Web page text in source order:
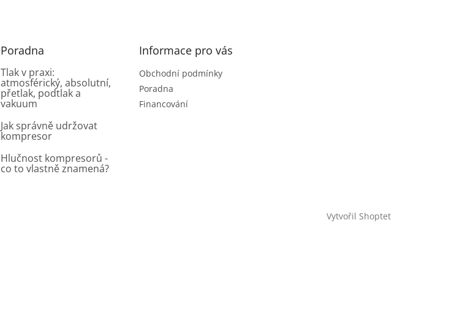
Poradna
Tlak v praxi:
atmosférický, absolutní,
přetlak, podtlak a
vakuum
Jak správně udržovat
kompresor
Hlučnost kompresorů -
co to vlastně znamená?
Informace pro vás
Obchodní podmínky
Poradna
Financování
Vytvořil Shoptet